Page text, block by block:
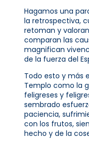
Hagamos una
la retrospectiva,
retoman y
comparan las
magnifican
de la fuerza del
Todo esto y más
Templo como la
feligreses y
sembrado
paciencia,
con los frutos,
hecho y de la